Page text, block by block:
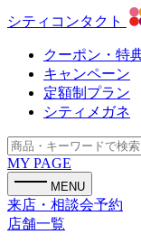
シティコンタクト
クーポン・特
キャンペーン
定額制プラン
シティメガネ
MY PAGE
MENU
来店・相談会予約
店舗一覧